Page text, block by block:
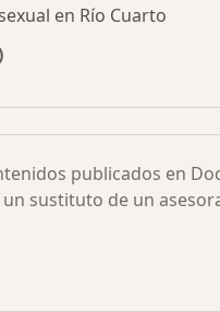
en Río Cuarto
publicados en
sustituto de un